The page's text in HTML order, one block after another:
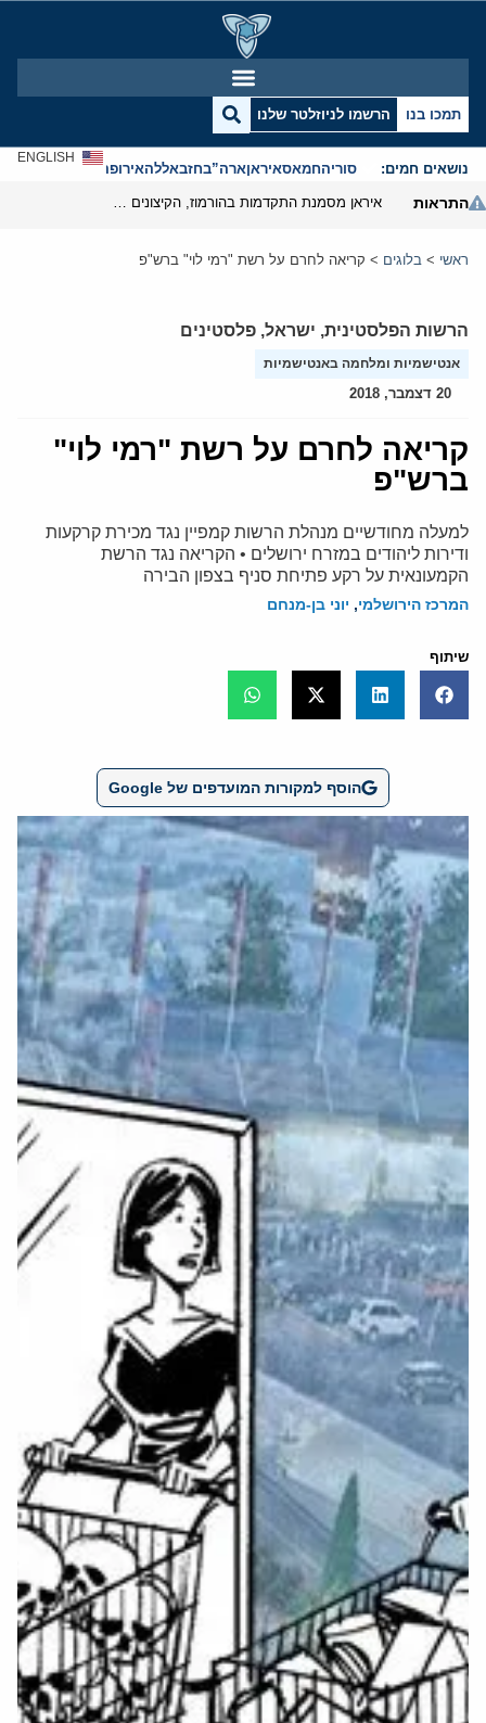
תמכו בנו הרשמו לניוזלטר שלנו
נושאים חמים: סוריהחמאסאיראןארה”בחזבאללהאירופהאנטישמיות
ENGLISH
התראות
ראשי > בלוגים > קריאה לחרם על רשת "רמי לוי" ברש"פ
הרשות הפלסטינית, ישראל, פלסטינים
אנטישמיות ומלחמה באנטישמיות
20 דצמבר, 2018
קריאה לחרם על רשת "רמי לוי"
ברש"פ
למעלה מחודשיים מנהלת הרשות קמפיין נגד מכירת קרקעות
ודירות ליהודים במזרח ירושלים • הקריאה נגד הרשת
הקמעונאית על רקע פתיחת סניף בצפון הבירה
המרכז הירושלמי, יוני בן-מנחם
שיתוף
הוסף למקורות המועדפים של Google